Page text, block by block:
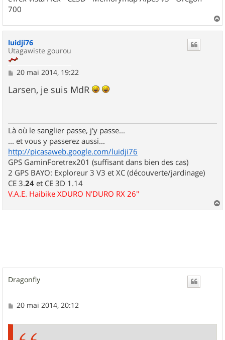
700
a
luidji76
Utagawiste gourou
M
s
s
20 mai 2014, 19:22
Larsen, je suis MdR
Là où le sanglier passe, j'y passe...
... et vous y passerez aussi...
http://picasaweb.google.com/luidji76
GPS GaminForetrex201 (suffisant dans bien des cas)
2 GPS BAYO: Exploreur 3 V3 et XC (découverte/jardinage)
CE 3.24 et CE 3D 1.14
V.A.E. Haibike XDURO N'DURO RX 26"
a
Dragonfly
M
20 mai 2014, 20:12